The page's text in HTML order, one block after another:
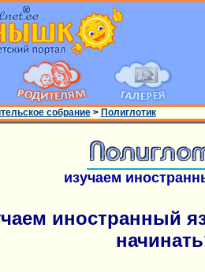
собрание> Полиглотик
изучаем
иностранный